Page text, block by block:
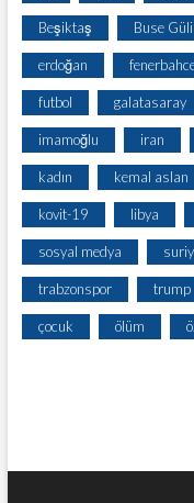
Beşiktaş Buse
erdoğan
futbol galatasaray
imamoğlu iran
kadın kemal aslan
kovit-19 libya
sosyal medya
trabzonspor trump
çocuk ölüm